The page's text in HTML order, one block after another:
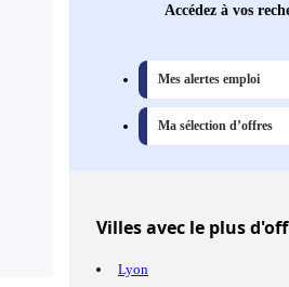
Accédez à vos
Mes alertes emploi
Ma sélection d’offres
Villesavec le plus
Lyon